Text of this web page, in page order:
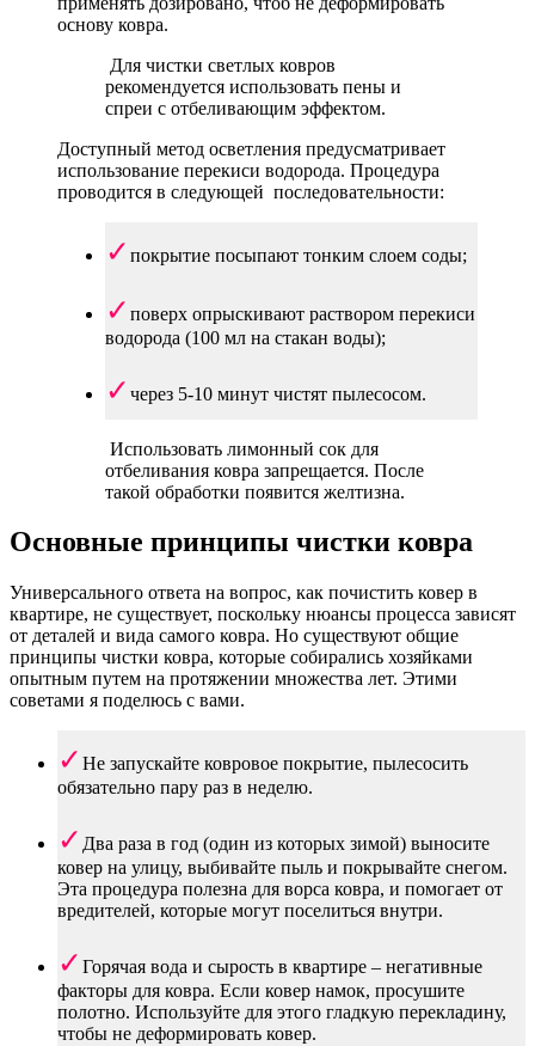
основу ковра.
Для чистки светлых ковров
рекомендуется использовать пены и
спреи с отбеливающим эффектом.
Доступный метод осветления предусматривает
использование перекиси водорода. Процедура
проводится в следующей последовательности:
покрытие посыпают тонким слоем соды;
поверх опрыскивают раствором перекиси
водорода (100 мл на стакан воды);
через 5-10 минут чистят пылесосом.
Использовать лимонный сок для
отбеливания ковра запрещается. После
такой обработки появится желтизна.
Основные принципы чистки ковра
Универсального ответа на вопрос, как почистить ковер в
квартире, не существует, поскольку нюансы процесса зависят
от деталей и вида самого ковра. Но существуют общие
принципы чистки ковра, которые собирались хозяйками
опытным путем на протяжении множества лет. Этими
советами я поделюсь с вами.
Не запускайте ковровое покрытие, пылесосить
обязательно пару раз в неделю.
Два раза в год (один из которых зимой) выносите
ковер на улицу, выбивайте пыль и покрывайте снегом.
Эта процедура полезна для ворса ковра, и помогает от
вредителей, которые могут поселиться внутри.
Горячая вода и сырость в квартире – негативные
факторы для ковра. Если ковер намок, просушите
полотно. Используйте для этого гладкую перекладину,
чтобы не деформировать ковер.